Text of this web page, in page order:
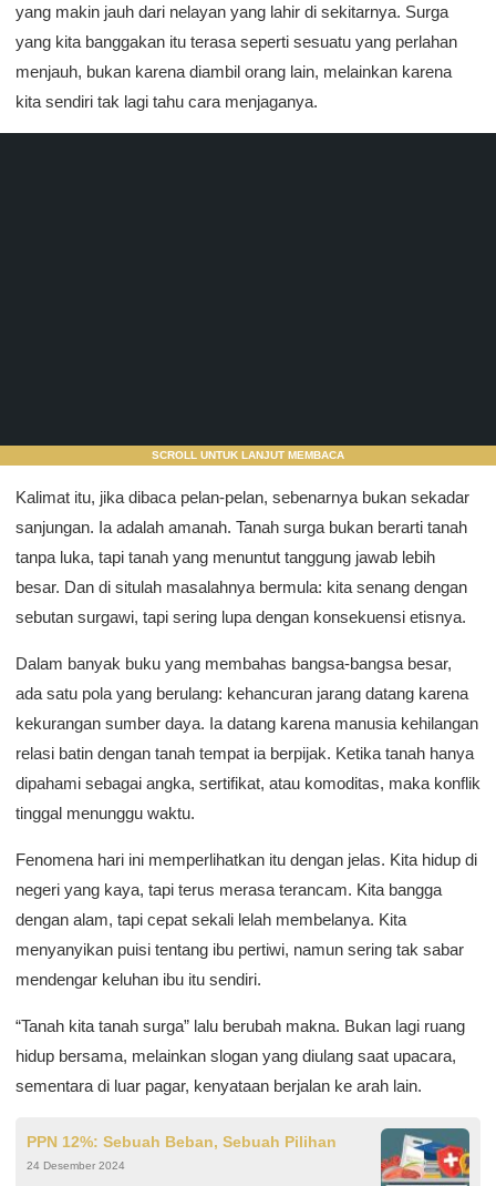
yang makin jauh dari nelayan yang lahir di sekitarnya. Surga
yang kita banggakan itu terasa seperti sesuatu yang perlahan
menjauh, bukan karena diambil orang lain, melainkan karena
kita sendiri tak lagi tahu cara menjaganya.
SCROLL UNTUK LANJUT MEMBACA
Kalimat itu, jika dibaca pelan-pelan, sebenarnya bukan sekadar
sanjungan. Ia adalah amanah. Tanah surga bukan berarti tanah
tanpa luka, tapi tanah yang menuntut tanggung jawab lebih
besar. Dan di situlah masalahnya bermula: kita senang dengan
sebutan surgawi, tapi sering lupa dengan konsekuensi etisnya.
Dalam banyak buku yang membahas bangsa-bangsa besar,
ada satu pola yang berulang: kehancuran jarang datang karena
kekurangan sumber daya. Ia datang karena manusia kehilangan
relasi batin dengan tanah tempat ia berpijak. Ketika tanah hanya
dipahami sebagai angka, sertifikat, atau komoditas, maka konflik
tinggal menunggu waktu.
Fenomena hari ini memperlihatkan itu dengan jelas. Kita hidup di
negeri yang kaya, tapi terus merasa terancam. Kita bangga
dengan alam, tapi cepat sekali lelah membelanya. Kita
menyanyikan puisi tentang ibu pertiwi, namun sering tak sabar
mendengar keluhan ibu itu sendiri.
“Tanah kita tanah surga” lalu berubah makna. Bukan lagi ruang
hidup bersama, melainkan slogan yang diulang saat upacara,
sementara di luar pagar, kenyataan berjalan ke arah lain.
PPN 12%: Sebuah Beban, Sebuah Pilihan
24 Desember 2024